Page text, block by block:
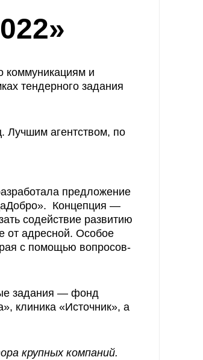
коммуникациям и
тендерного задания
Лучшим агентством, по
предложение
Концепция —
содействие развитию
от адресной. Особое
с помощью вопросов-
задания — фонд
клиника «Источник», а
крупных компаний.